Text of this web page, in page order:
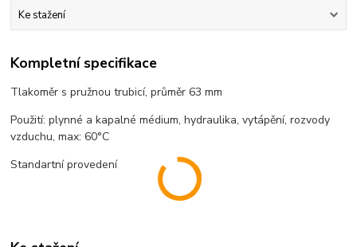
Ke stažení
Kompletní specifikace
Tlakoměr s pružnou trubicí, průměr 63 mm
Použití: plynné a kapalné médium, hydraulika, vytápění, rozvody
vzduchu, max: 60°C
Standartní provedení